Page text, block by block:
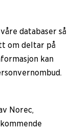
databaser så
om deltar på
kan
Norec,